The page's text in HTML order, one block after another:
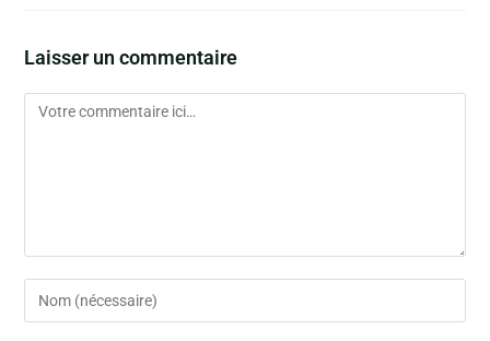
Laisser un commentaire